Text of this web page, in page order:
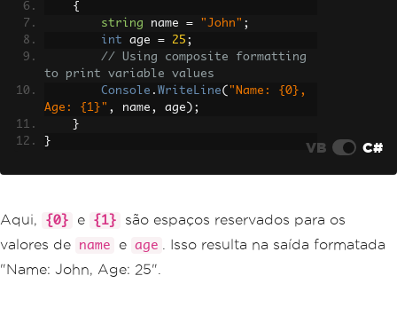
{
string name = "John" ;
int age = 25 ;
// Using composite formatting
to print variable values
Console . WriteLine( "Name: {0},
Age: {1}" , name , age );
}
}
VB C#
Aqui, {0} e {1}
são espaços reservados para os
valores de
name e age
. Isso resulta na saída formatada
"Name: John, Age: 25".